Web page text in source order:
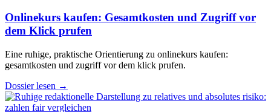
Onlinekurs kaufen: Gesamtkosten und Zugriff vor
dem Klick prufen
Eine ruhige, praktische Orientierung zu onlinekurs kaufen:
gesamtkosten und zugriff vor dem klick prufen.
Dossier lesen →